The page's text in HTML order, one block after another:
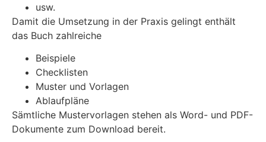
usw.
Damit die Umsetzung in der Praxis gelingt enthält
das Buch zahlreiche
Beispiele
Checklisten
Muster und Vorlagen
Ablaufpläne
Sämtliche Mustervorlagen stehen als Word- und PDF-
Dokumente zum Download bereit.